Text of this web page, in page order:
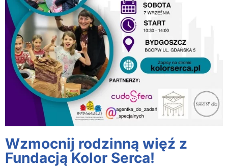
Wzmocnij rodzinną więź z
Fundacją Kolor Serca!